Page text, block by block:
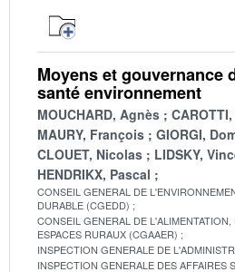
Moyens et gouvernance
santé environnement
MOUCHARD, Agnès
MAURY, François
GIORGI,
CLOUET, Nicolas
LIDSKY,
HENDRIKX, Pascal
CONSEIL GENERAL DE
DURABLE (CGEDD)
CONSEIL GENERAL DE
ESPACES RURAUX (CGAAER)
INSPECTION GENERALE DE
INSPECTION GENERALE DES AFFAIRES